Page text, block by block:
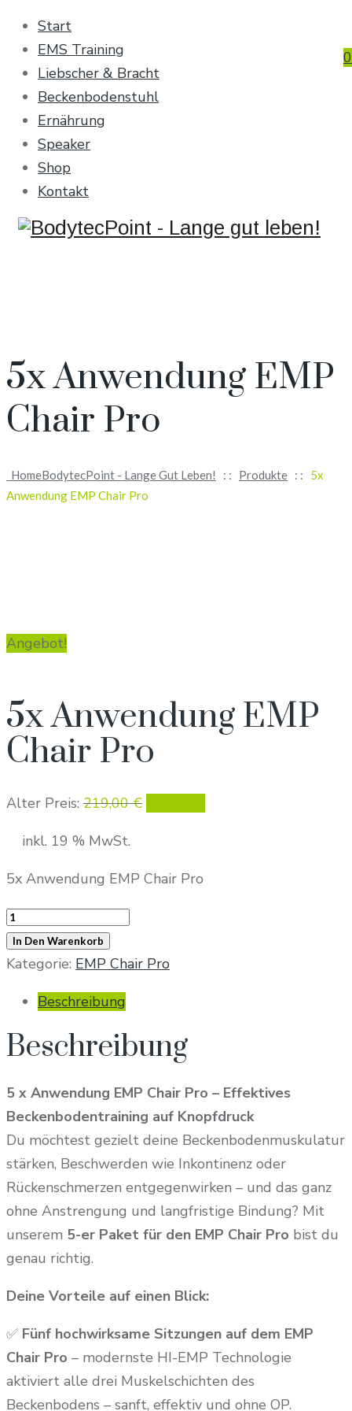
Start
EMS Training
Liebscher & Bracht
Beckenbodenstuhl
Ernährung
Speaker
Shop
Kontakt
0
5x Anwendung EMP
Chair Pro
HomeBodytecPoint - Lange Gut Leben! : : Produkte : : 5x
Anwendung EMP Chair Pro
Angebot!
5x Anwendung EMP
Chair Pro
Alter Preis: 219,00€
219,00 €
inkl. 19 % MwSt.
5x Anwendung EMP Chair Pro
5x
Anwendung
EMP
Pro
Menge
In Den Warenkorb
Kategorie: EMP Chair Pro
Beschreibung
Beschreibung
5 x Anwendung EMP Chair Pro – Effektives
Beckenbodentraining auf Knopfdruck
Du möchtest gezielt deine Beckenboden­muskulatur
stärken, Beschwerden wie Inkontinenz oder
Rückenschmerzen entgegenwirken – und das ganz
ohne Anstrengung und langfristige Bindung? Mit
unserem 5-er Paket für den EMP Chair Pro bist du
genau richtig.
Deine Vorteile auf einen Blick:
✅ Fünf hochwirksame Sitzungen auf dem EMP
Chair Pro – modernste HI-EMP Technologie
aktiviert alle drei Muskelschichten des
Beckenbodens – sanft, effektiv und ohne OP.